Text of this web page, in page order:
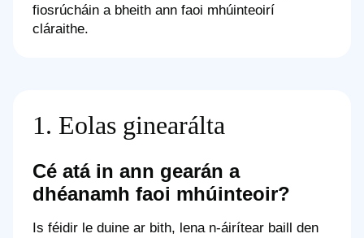
fiosrúcháin a bheith ann faoi mhúinteoirí
cláraithe.
1. Eolas ginearálta
Cé atá in ann gearán a
dhéanamh faoi mhúinteoir?
Is féidir le duine ar bith, lena n-áirítear baill den